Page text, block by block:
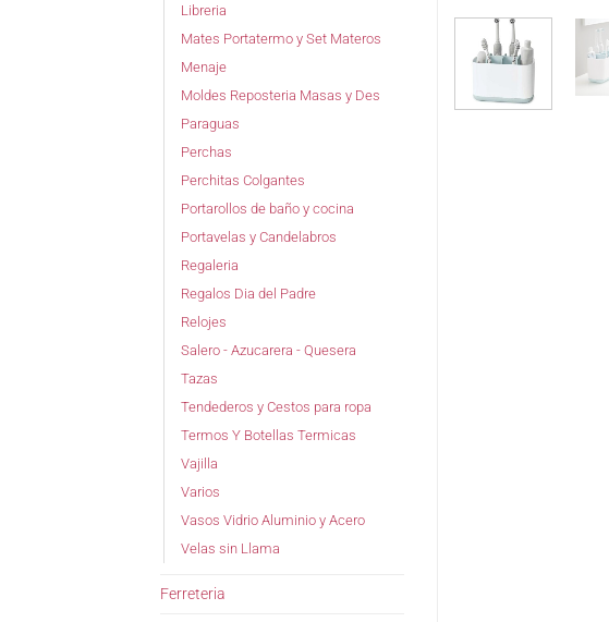
Libreria
Mates Portatermo y Set Materos
Menaje
Moldes Reposteria Masas y Des
Paraguas
Perchas
Perchitas Colgantes
Portarollos de baño y cocina
Portavelas y Candelabros
Regaleria
Regalos Dia del Padre
Relojes
Salero - Azucarera - Quesera
Tazas
Tendederos y Cestos para ropa
Termos Y Botellas Termicas
Vajilla
Varios
Vasos Vidrio Aluminio y Acero
Velas sin Llama
Ferreteria